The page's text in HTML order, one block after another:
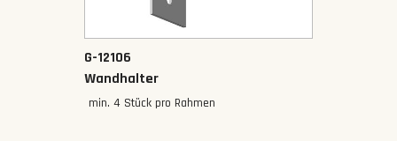
G-12106
Wandhalter
min. 4 Stück pro Rahmen